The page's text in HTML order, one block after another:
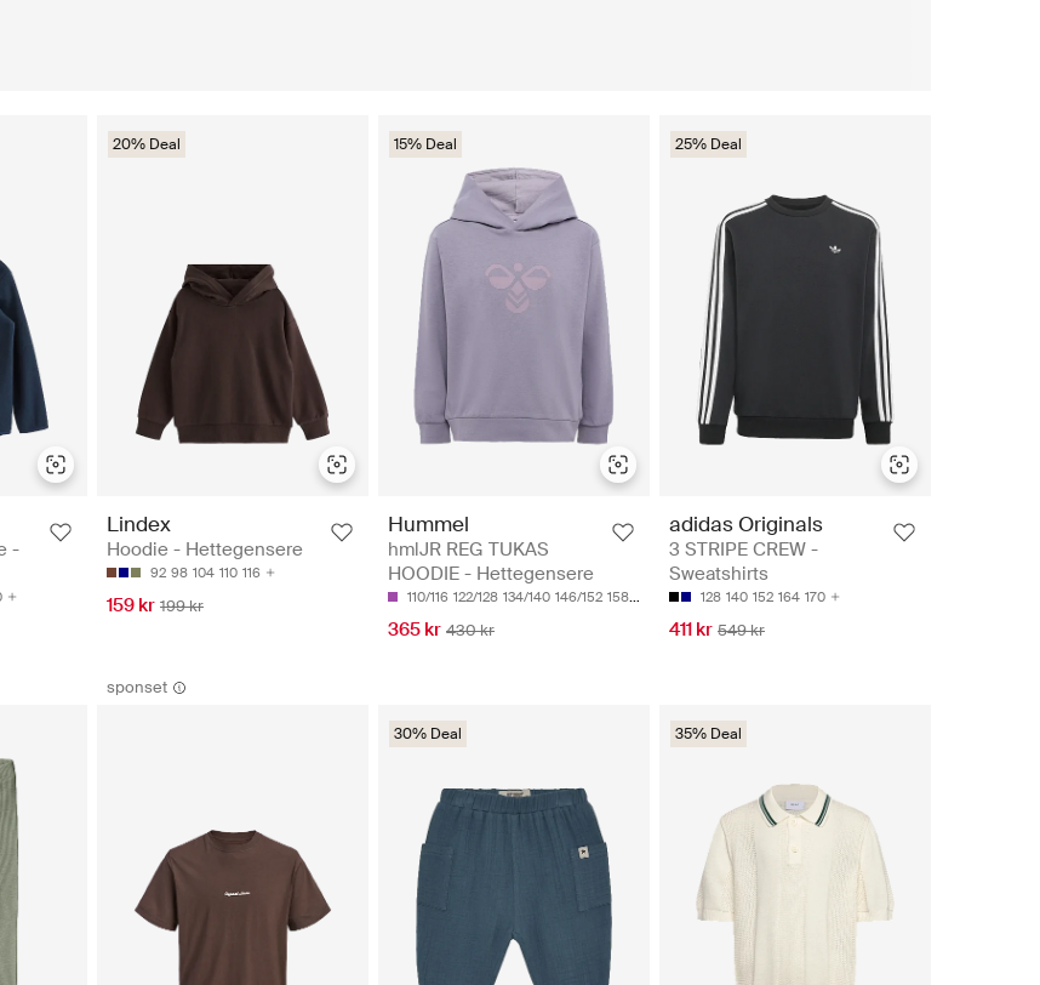
-
20% Deal
Lindex
Hoodie - Hettegensere
92 98 104 110 116
159 kr 199 kr
15% Deal
Hummel
hmlJR REG TUKAS
HOODIE - Hettegensere
110/116 122/128 134/140 146/152 158/164
365 kr 430 kr
25% Deal
adidas Originals
3 STRIPE CREW -
Sweatshirts
128 140 152 164 170
411 kr 549 kr
sponset
30% Deal 35% Deal